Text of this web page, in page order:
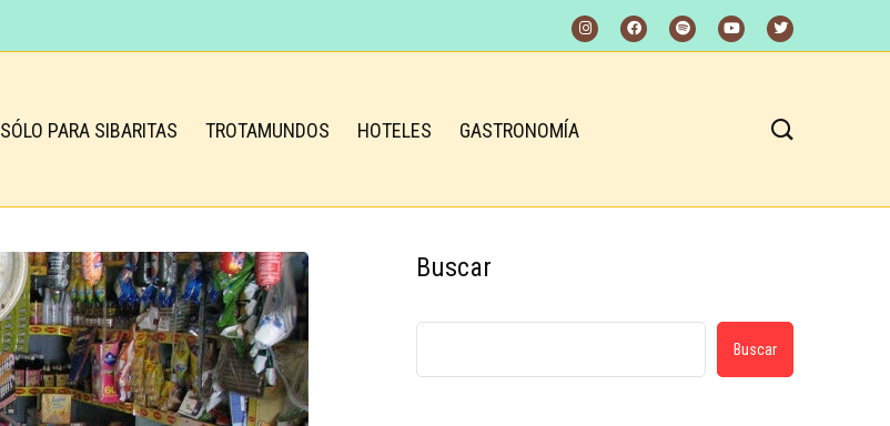
SÓLO PARA SIBARITAS TROTAMUNDOS HOTELES GASTRONOMÍA
Buscar
Buscar